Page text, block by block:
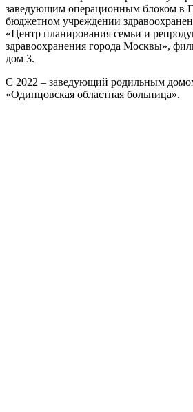
заведующим операционным блоком в
бюджетном учреждении
«Центр планирования семьи и
здравоохранения города Москвы»,
дом 3.
С 2022 – заведующий родильным
«Одинцовская областная больница».